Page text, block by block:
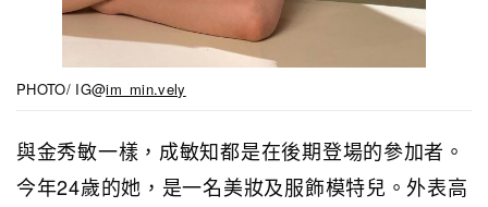
PHOTO/ IG@im_min.vely
與金秀敏一樣，成敏知都是在後期登場的參加者。
今年24歲的她，是一名美妝及服飾模特兒。外表高